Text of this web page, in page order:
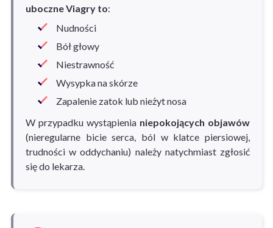
uboczne Viagry to:
Nudności
Bół głowy
Niestrawność
Wysypka na skórze
Zapalenie zatok lub nieżyt nosa
W przypadku wystąpienia niepokojących objawów
(nieregularne bicie serca, ból w klatce piersiowej,
trudności w oddychaniu) należy natychmiast zgłosić
się do lekarza.